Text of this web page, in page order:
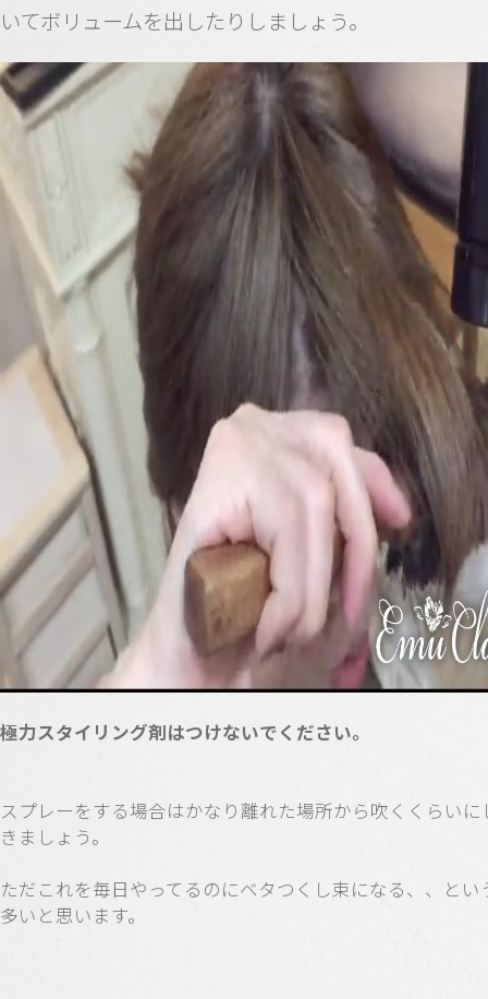
いてボリュームを出したりしましょう。
極力スタイリング剤はつけないでください。
スプレーをする場合はかなり離れた場所から吹くくらいに
きましょう。
ただこれを毎日やってるのにベタつくし束になる、、とい
多いと思います。